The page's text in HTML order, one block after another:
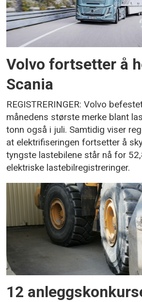
Volvo fortsetter å
Scania
REGISTRERINGER: Volvo
månedens største merke blant
tonn også i juli. Samtidig viser
at elektrifiseringen fortsetter å
tyngste lastebilene står nå for
elektriske lastebilregistreringer.
12